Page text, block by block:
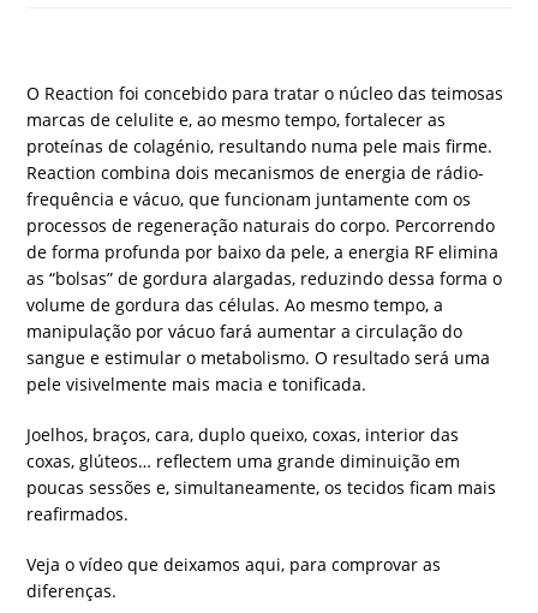
O Reaction foi concebido para tratar o núcleo das teimosas
marcas de celulite e, ao mesmo tempo, fortalecer as
proteínas de colagénio, resultando numa pele mais firme.
Reaction combina dois mecanismos de energia de rádio-
frequência e vácuo, que funcionam juntamente com os
processos de regeneração naturais do corpo. Percorrendo
de forma profunda por baixo da pele, a energia RF elimina
as “bolsas” de gordura alargadas, reduzindo dessa forma o
volume de gordura das células. Ao mesmo tempo, a
manipulação por vácuo fará aumentar a circulação do
sangue e estimular o metabolismo. O resultado será uma
pele visivelmente mais macia e tonificada.
Joelhos, braços, cara, duplo queixo, coxas, interior das
coxas, glúteos… reflectem uma grande diminuição em
poucas sessões e, simultaneamente, os tecidos ficam mais
reafirmados.
Veja o vídeo que deixamos aqui, para comprovar as
diferenças.